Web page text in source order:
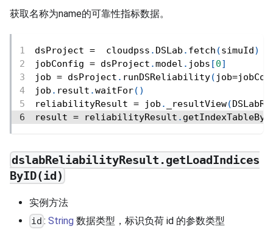
获取名称为name的可靠性指标数据。
dsProject =
  cloudpss
. DSLab . fetch (simuId)
jobConfig = dsProject .model . jobs [0]
job = dsProject . runDSReliability( job=
job . result .waitFor( )
reliabilityResult = job . _resultView(
result = reliabilityResult .
dslabReliabilityResult.getLoadIndices
ByID(id)
实例方法
id :String 数据类型，标识负荷 id 的参数类型